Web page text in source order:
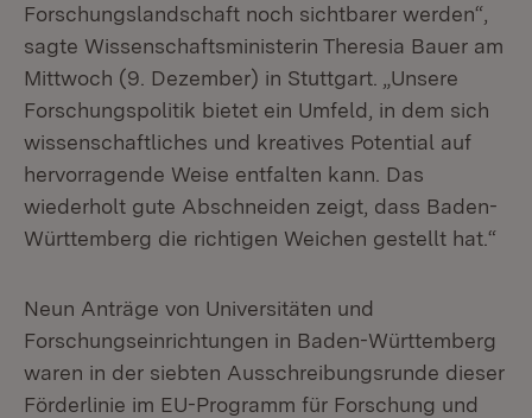
Forschungslandschaft noch sichtbarer werden“,
sagte Wissenschaftsministerin Theresia Bauer am
Mittwoch (9. Dezember) in Stuttgart. „Unsere
Forschungspolitik bietet ein Umfeld, in dem sich
wissenschaftliches und kreatives Potential auf
hervorragende Weise entfalten kann. Das
wiederholt gute Abschneiden zeigt, dass Baden-
Württemberg die richtigen Weichen gestellt hat.“
Neun Anträge von Universitäten und
Forschungseinrichtungen in Baden-Württemberg
waren in der siebten Ausschreibungsrunde dieser
Förderlinie im EU-Programm für Forschung und